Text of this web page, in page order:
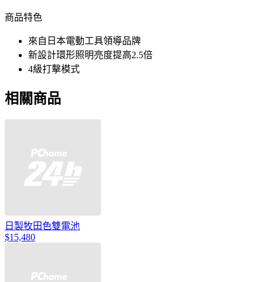
商品特色
來自日本電動工具領導品牌
新設計環形照明亮度提高2.5倍
4級打擊模式
相關商品
日製牧田色雙電池
$15,480